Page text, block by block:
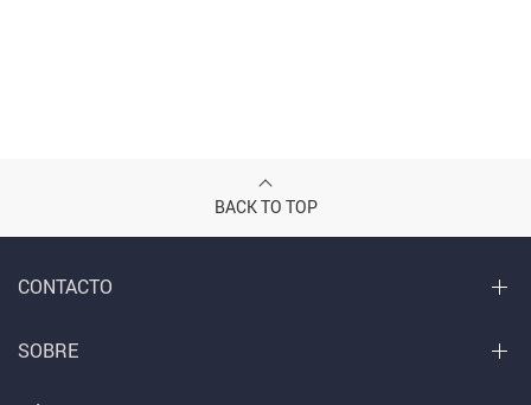
BACK TO TOP
CONTACTO
SOBRE